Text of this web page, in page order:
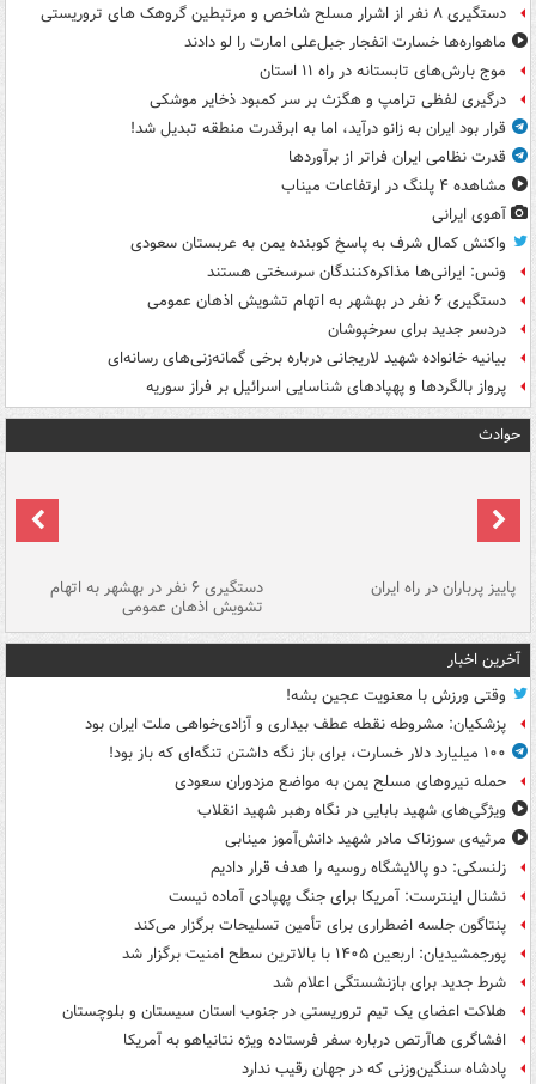
دستگیری ۸ نفر از اشرار مسلح شاخص و مرتبطین گروهک های تروریستی
ماهواره‌ها خسارت انفجار جبل‌علی امارت را لو دادند
موج بارش‌های تابستانه در راه ۱۱ استان
درگیری لفظی ترامپ و هگزث بر سر کمبود ذخایر موشکی
قرار بود ایران به زانو درآید، اما به ابرقدرت منطقه تبدیل شد!
قدرت نظامی ایران فراتر از برآوردها
مشاهده ۴ پلنگ در ارتفاعات میناب
آهوی ایرانی
واکنش کمال شرف به پاسخ کوبنده یمن به عربستان سعودی
ونس: ایرانی‌ها مذاکره‌کنندگان سرسختی هستند
دستگیری ۶ نفر در بهشهر به اتهام تشویش اذهان عمومی
دردسر جدید برای سرخپوشان
بیانیه خانواده شهید لاریجانی درباره برخی گمانه‌زنی‌های رسانه‌ای
پرواز بالگردها و پهپادهای شناسایی اسرائیل بر فراز سوریه
حوادث
پاییز پرباران در راه ایران دستگیری ۶ نفر در بهشهر به اتهام
تشویش اذهان عمومی
آخرین اخبار
وقتی ورزش با معنویت عجین بشه!
پزشکیان: مشروطه نقطه عطف بیداری و آزادی‌خواهی ملت ایران بود
۱۰۰ میلیارد دلار خسارت، برای باز نگه داشتن تنگه‌ای که باز بود!
حمله نیروهای مسلح یمن به مواضع مزدوران سعودی
ویژگی‌های شهید بابایی در نگاه رهبر شهید انقلاب
مرثیه‌ی سوزناک مادر شهید دانش‌آموز مینابی
زلنسکی: دو پالایشگاه روسیه را هدف قرار دادیم
نشنال اینترست: آمریکا برای جنگ پهپادی آماده نیست
پنتاگون جلسه اضطراری برای تأمین تسلیحات برگزار می‌کند
پورجمشیدیان: اربعین ۱۴۰۵ با بالاترین سطح امنیت برگزار شد
شرط جدید برای بازنشستگی اعلام شد
هلاکت اعضای یک تیم تروریستی در جنوب استان سیستان و بلوچستان
افشاگری هاآرتص درباره سفر فرستاده ویژه نتانیاهو به آمریکا
پادشاه سنگین‌وزنی که در جهان رقیب ندارد